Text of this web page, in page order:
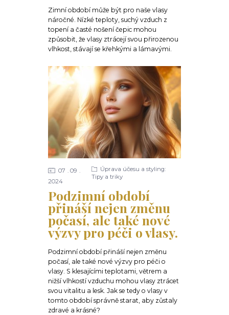
Zimní období může být pro naše vlasy
náročné. Nízké teploty, suchý vzduch z
topení a časté nošení čepic mohou
způsobit, že vlasy ztrácejí svou přirozenou
vlhkost, stávají se křehkými a lámavými.
Podzimní období
přináší nejen změnu
počasí, ale také nové
výzvy pro péči o vlasy.
07
09
2024
Úprava účesu a styling:
Tipy a triky
Podzimní období přináší nejen změnu
počasí, ale také nové výzvy pro péči o
vlasy. S klesajícími teplotami, větrem a
nižší vlhkostí vzduchu mohou vlasy ztrácet
svou vitalitu a lesk. Jak se tedy o vlasy v
tomto období správně starat, aby zůstaly
zdravé a krásné?